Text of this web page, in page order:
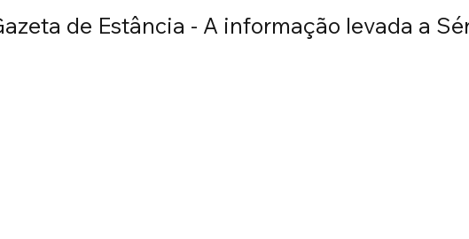
de Estância - A informação levada a